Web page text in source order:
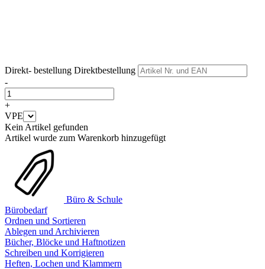
Direkt- bestellung Direktbestellung
-
+
VPE
Kein Artikel gefunden
Artikel wurde zum Warenkorb hinzugefügt
Büro & Schule
Bürobedarf
Ordnen und Sortieren
Ablegen und Archivieren
Bücher, Blöcke und Haftnotizen
Schreiben und Korrigieren
Heften, Lochen und Klammern